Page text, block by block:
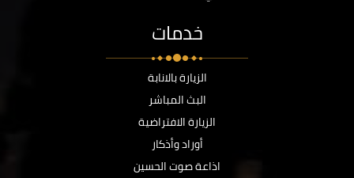
خدمات
الزيارة بالانابة
البث المباشر
الزيارة الافتراضية
أوراد وأذكار
اذاعة صوت الحسين